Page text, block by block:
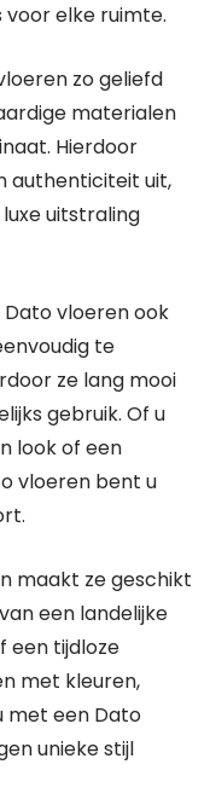
voor elke ruimte.
zo geliefd
materialen
Hierdoor
authenticiteit uit,
uitstraling
vloeren ook
te
ze lang mooi
gebruik. Of u
look of een
vloeren bent u
maakt ze geschikt
een landelijke
een tijdloze
met kleuren,
met een Dato
unieke stijl